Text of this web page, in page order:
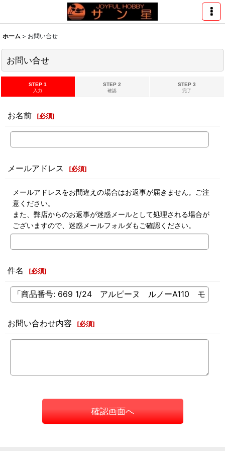
ホーム > お問い合せ
お問い合せ
STEP 1
入力
STEP 2
確認
STEP 3
完了
お名前 [必須]
メールアドレス [必須]
メールアドレスをお間違えの場合はお返事が届きません。ご注
意ください。
また、弊店からのお返事が迷惑メールとして処理される場合が
ございますので、迷惑メールフォルダもご確認ください。
件名 [必須]
お問い合わせ内容 [必須]
確認画面へ